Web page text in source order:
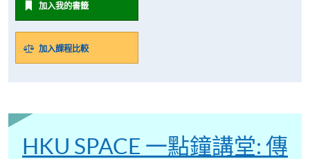
加入我的書籤
加入課程比較
HKU SPACE 一點鐘講堂: 傳